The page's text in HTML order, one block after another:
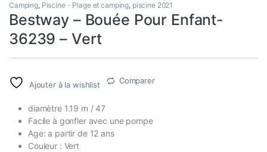
Camping, Piscine - Plage et camping, piscine 2021
Bestway – Bouée Pour Enfant-
36239 – Vert
Ajouter à la wishlist Comparer
diamètre 1.19 m / 47
Facile à gonfler avec une pompe
Age: a partir de 12 ans
Couleur : Vert